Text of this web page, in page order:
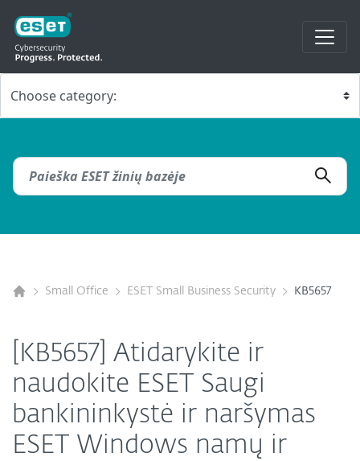
Small Office ESET Small Business Security KB5657
[KB5657] Atidarykite ir
naudokite ESET Saugi
bankininkystė ir naršymas
ESET Windows namų ir